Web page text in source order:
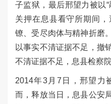
子监狱，最后邢望力被以“
关押在息县看守所期间
镣、受尽肉体与精神折磨
以事实不清证据不足，撤
不清证据不足，息县检察
2014年3月7日，邢望力
而，释放当日，息县公安